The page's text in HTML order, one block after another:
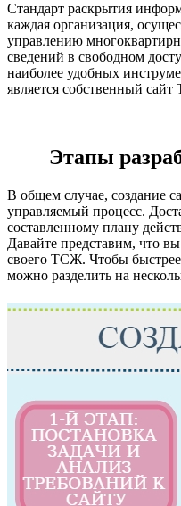
Стандарт раскрытия
каждая организация,
управлению
сведений в свободном
наиболее удобных
является собственный
Этапы
В общем случае, создание
управляемый процесс.
составленному плану
Давайте представим, что
своего ТСЖ. Чтобы быстрее
можно разделить на